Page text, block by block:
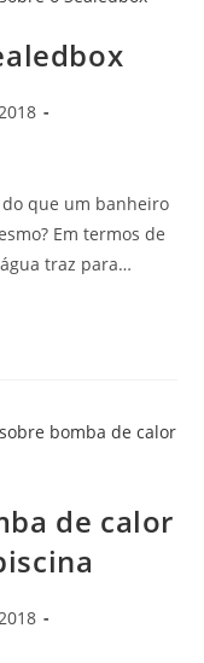
que um banheiro
Em termos de
traz para…
de calor